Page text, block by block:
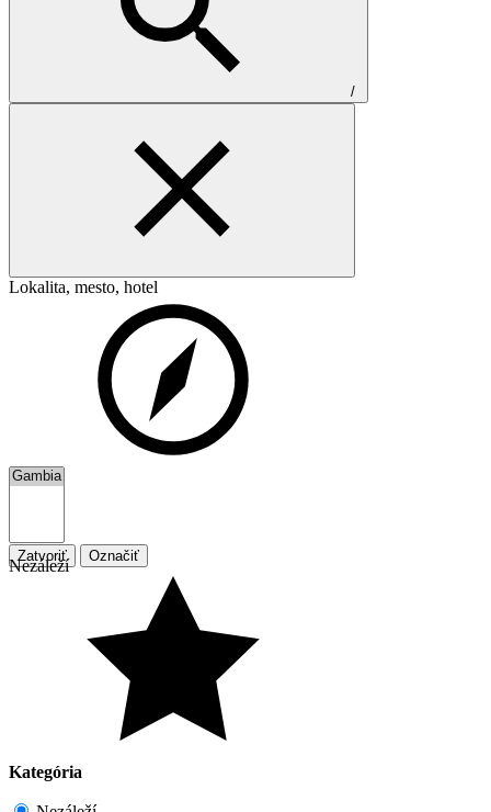
/
Lokalita, mesto, hotel
Zatvoriť Označiť
Nezáleží
Kategória